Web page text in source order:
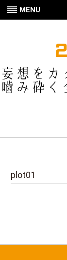
MENU
妄想をカ
噛み砕く
plot01